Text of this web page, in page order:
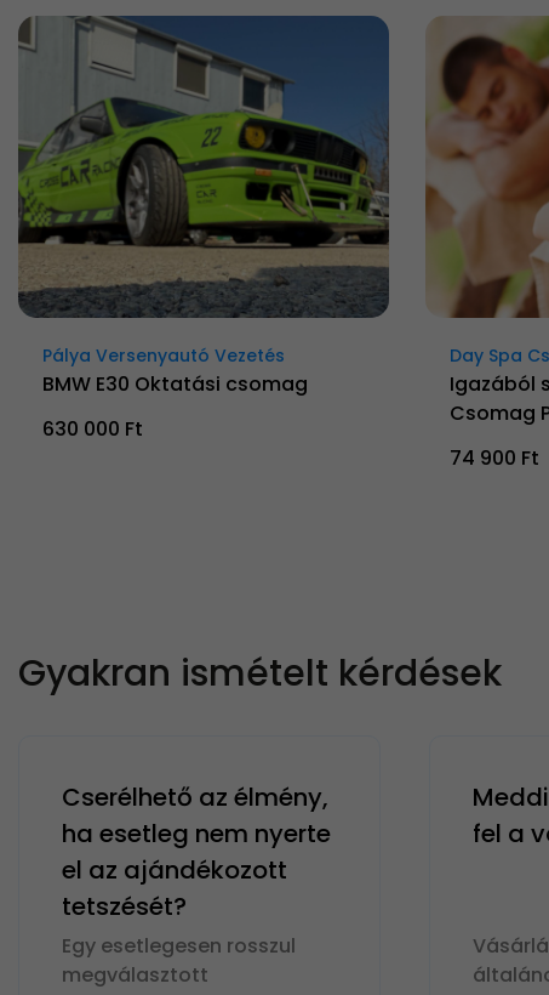
Pálya Versenyautó Vezetés
BMW E30 Oktatási csomag
630 000 Ft
Day Spa
Igazából
Csomag
74 900 Ft
Gyakran ismételt kérdések
Cserélhető az élmény,
ha esetleg nem nyerte
el az ajándékozott
tetszését?
Egy esetlegesen rosszul
megválasztott
fel a